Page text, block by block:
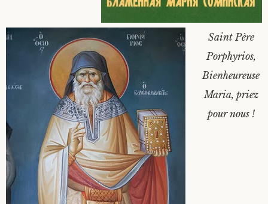
Saint Père
Porphyrios,
Bienheureuse
Maria, priez
pour nous !